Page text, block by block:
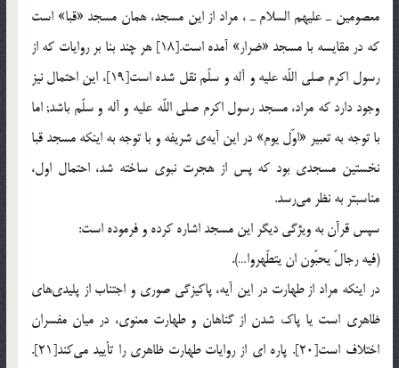
معصومين ـ عليهم السلام ـ ، مراد از اين مسجد، همان مسجد «قبا» است
كه در مقايسه با مسجد «ضرار» آمده است.[18] هر چند بنا بر روايات كه از
رسول اكرم صلي اللّه عليه و آله و سلّم نقل شده است[19]، اين احتمال نيز
وجود دارد كه مراد، مسجد رسول اكرم صلي اللّه عليه و آله و سلّم باشد; اما
با توجه به تعبير «اوّل يوم» در اين آيه‎ي شريفه و با توجه به اينكه مسجد قبا
نخستين مسجدي بود كه پس از هجرت نبوي ساخته شد، احتمال اول،
مناسبتر به نظر مي‌رسد.
سپس قرآن به ويژگي ديگر اين مسجد اشاره كرده و فرموده است:
(فيه رجالّ يحبّون ان يتطّهروا…).
در اينكه مراد از طهارت در اين آيه، پاكيزگي صوري و اجتناب از پليدي‌هاي
ظاهري است يا پاك شدن از گناهان و طهارت معنوي، در ميان مفسران
اختلاف است[20]. پاره اي از روايات طهارت ظاهري را تأييد مي‌كند[21].